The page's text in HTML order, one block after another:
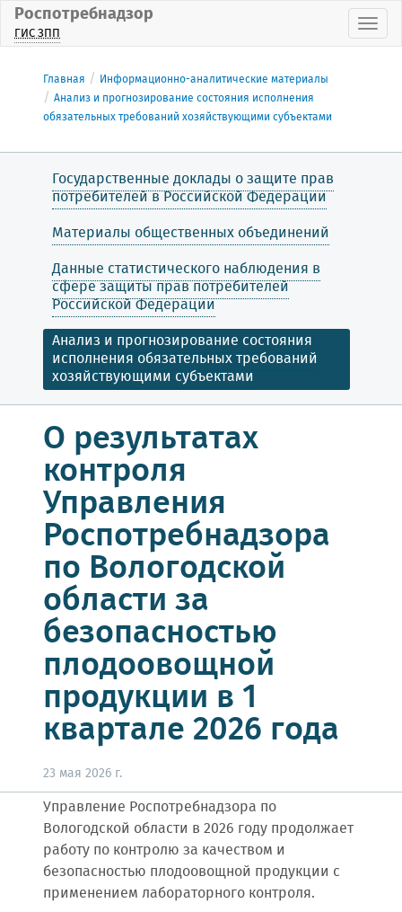
Роспотребнадзор
ГИС ЗПП
Главная
Информационно-аналитические материалы
Анализ и прогнозирование состояния исполнения
обязательных требований хозяйствующими субъектами
Государственные доклады о защите прав
потребителей в Российской Федерации
Материалы общественных объединений
Данные статистического наблюдения в
сфере защиты прав потребителей
Российской Федерации
Анализ и прогнозирование состояния
исполнения обязательных требований
хозяйствующими субъектами
О результатах
контроля
Управления
Роспотребнадзора
по Вологодской
области за
безопасностью
плодоовощной
продукции в 1
квартале 2026 года
23 мая 2026 г.
Управление Роспотребнадзора по
Вологодской области в 2026 году продолжает
работу по контролю за качеством и
безопасностью плодоовощной продукции с
применением лабораторного контроля.